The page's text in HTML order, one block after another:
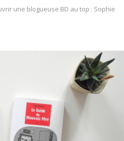
une blogueuse BD au top : Sophie
LA SUITE